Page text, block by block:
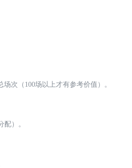
次（100场以上才有参考价值）。
）。